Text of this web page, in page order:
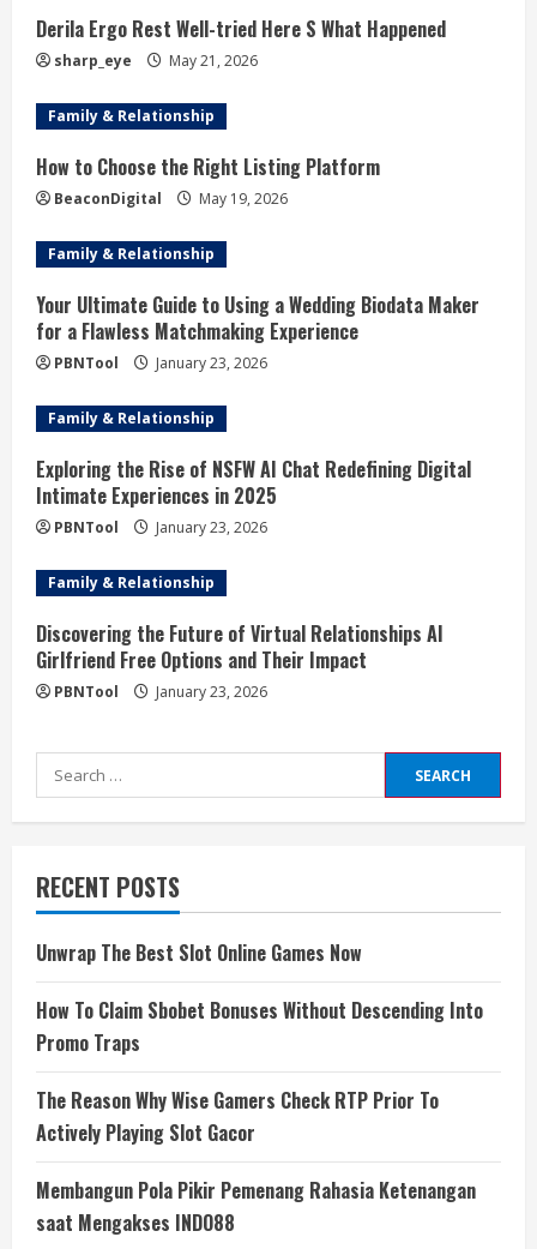
e
a
d
i
n
g
Derila Ergo Rest Well-tried Here S What Happened
sharp_eye May 21, 2026
Family & Relationship
How to Choose the Right Listing Platform
BeaconDigital May 19, 2026
Family & Relationship
Your Ultimate Guide to Using a Wedding Biodata Maker
for a Flawless Matchmaking Experience
PBNTool January 23, 2026
Family & Relationship
Exploring the Rise of NSFW AI Chat Redefining Digital
Intimate Experiences in 2025
PBNTool January 23, 2026
Family & Relationship
Discovering the Future of Virtual Relationships AI
Girlfriend Free Options and Their Impact
PBNTool January 23, 2026
Search
for:
RECENT POSTS
Unwrap The Best Slot Online Games Now
How To Claim Sbobet Bonuses Without Descending Into
Promo Traps
The Reason Why Wise Gamers Check RTP Prior To
Actively Playing Slot Gacor
Membangun Pola Pikir Pemenang Rahasia Ketenangan
saat Mengakses INDO88